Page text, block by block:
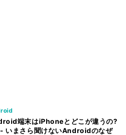
端末はiPhoneとどこが違うの?
いまさら聞けないAndroidのなぜ